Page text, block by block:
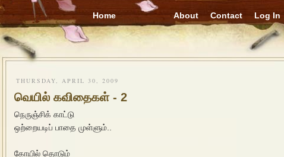
Home About Contact Log In
THURSDAY, APRIL 30, 2009
வெயில் கவிதைகள் - 2
நெருஞ்சிக் காட்டு
ஒற்றையடிப் பாதை முள்ளும்..
கோயில் தொடும்